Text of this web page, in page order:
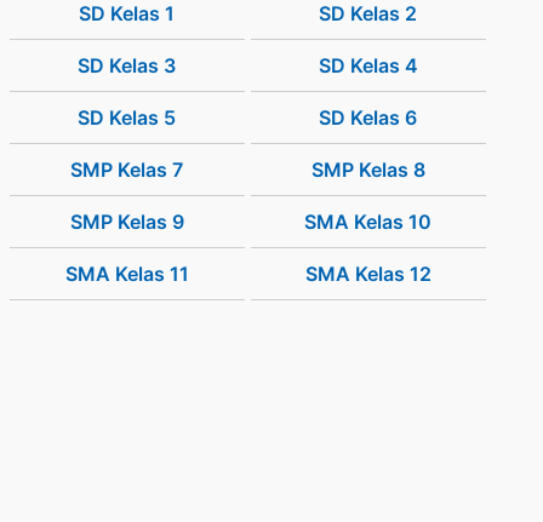
SD Kelas 1 SD Kelas 2
SD Kelas 3 SD Kelas 4
SD Kelas 5 SD Kelas 6
SMP Kelas 7 SMP Kelas 8
SMP Kelas 9 SMA Kelas 10
SMA Kelas 11 SMA Kelas 12